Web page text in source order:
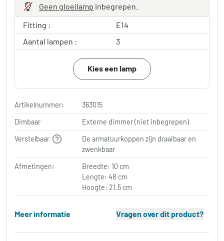
Geen gloeilamp inbegrepen.
Fitting :
E14
Aantal lampen :
3
Kies een lamp
Artikelnummer:
363015
Dimbaar
Externe dimmer (niet inbegrepen)
Verstelbaar
De armatuurkoppen zijn draaibaar en
zwenkbaar
Afmetingen:
Breedte: 10 cm
Lengte: 48 cm
Hoogte: 21.5 cm
Meer informatie Vragen over dit product?